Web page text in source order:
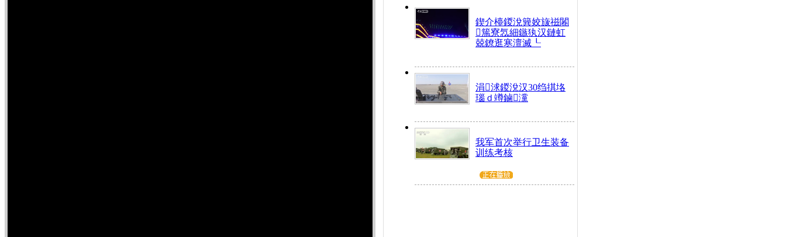
鍥介檯鍐涗簨姣旇禌闂
箷寮忥細鏃犱汉鏈虹
兢鐐逛寒澶滅┖
涓浗鍐涗汉30绉掑垎
瑙ｄ竴鏀灙
我军首次举行卫生装备
训练考核